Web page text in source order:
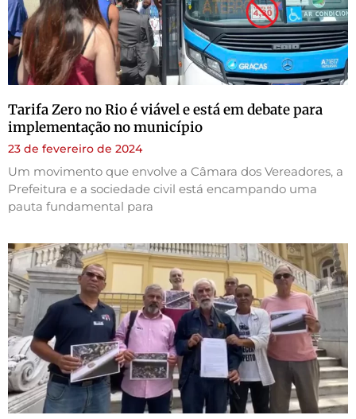
Tarifa Zero no Rio é viável e está em debate para
implementação no município
23 de fevereiro de 2024
Um movimento que envolve a Câmara dos Vereadores, a
Prefeitura e a sociedade civil está encampando uma
pauta fundamental para